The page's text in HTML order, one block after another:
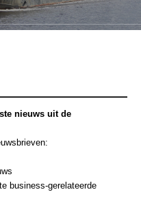
nieuws uit de
business-gerelateerde